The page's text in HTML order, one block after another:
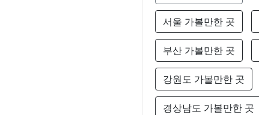
서울 가볼만한 곳
부산 가볼만한 곳
강원도 가볼만한 곳
경상남도 가볼만한 곳